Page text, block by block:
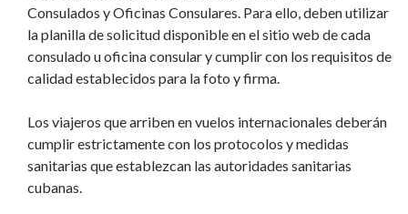
Consulados y Oficinas Consulares. Para ello, deben utilizar
la planilla de solicitud disponible en el sitio web de cada
consulado u oficina consular y cumplir con los requisitos de
calidad establecidos para la foto y firma.
Los viajeros que arriben en vuelos internacionales deberán
cumplir estrictamente con los protocolos y medidas
sanitarias que establezcan las autoridades sanitarias
cubanas.